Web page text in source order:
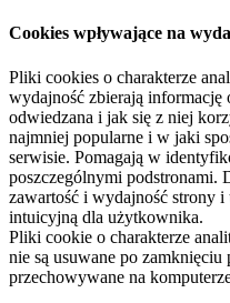
Cookies wpływające na
Pliki cookies o charakterze
wydajność zbierają informację
odwiedzana i jak się z niej
najmniej popularne i w jaki
serwisie. Pomagają w
poszczególnymi podstronami.
zawartość i wydajność strony
intuicyjną dla użytkownika.
Pliki cookie o charakterze
nie są usuwane po
przechowywane na